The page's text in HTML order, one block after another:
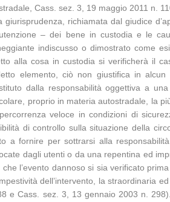
Cass. sez. 3, 19 maggio 2011 n.
giurisprudenza, richiamata dal giudice
– dei bene in custodia e le
indiscusso o dimostrato come
alla cosa in custodia si verificherà il
elemento, ciò non giustifica in alcun
dalla responsabilità oggettiva a
proprio in materia autostradale, la
veloce in condizioni di
di controllo sulla situazione della
a fornire per sottrarsi alla
dagli utenti o da una repentina ed
che l’evento dannoso si sia verificato
dell’intervento, la straordinaria
e Cass. sez. 3, 13 gennaio 2003 n.